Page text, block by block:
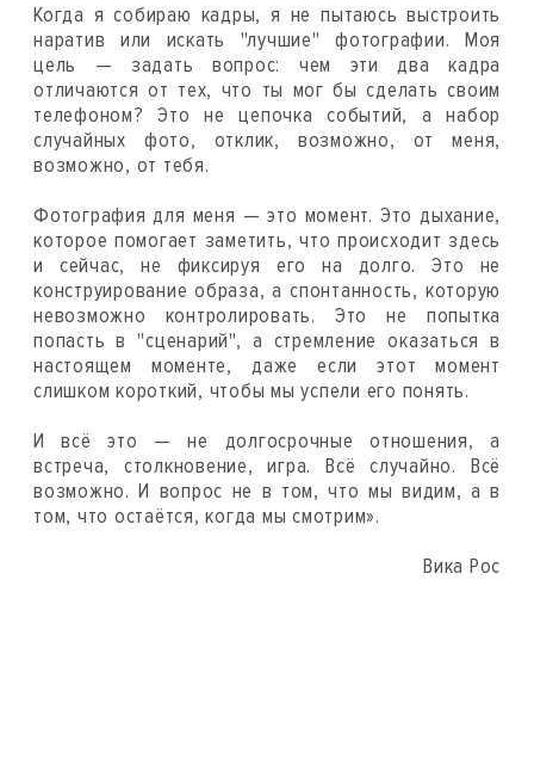
Когда я собираю кадры, я не пытаюсь выстроить
наратив или искать "лучшие" фотографии. Моя
цель — задать вопрос: чем эти два кадра
отличаются от тех, что ты мог бы сделать своим
телефоном? Это не цепочка событий, а набор
случайных фото, отклик, возможно, от меня,
возможно, от тебя.
Фотография для меня — это момент. Это дыхание,
которое помогает заметить, что происходит здесь
и сейчас, не фиксируя его на долго. Это не
конструирование образа, а спонтанность, которую
невозможно контролировать. Это не попытка
попасть в "сценарий", а стремление оказаться в
настоящем моменте, даже если этот момент
слишком короткий, чтобы мы успели его понять.
И всё это — не долгосрочные отношения, а
встреча, столкновение, игра. Всё случайно. Всё
возможно. И вопрос не в том, что мы видим, а в
том, что остаётся, когда мы смотрим».
Вика Рос